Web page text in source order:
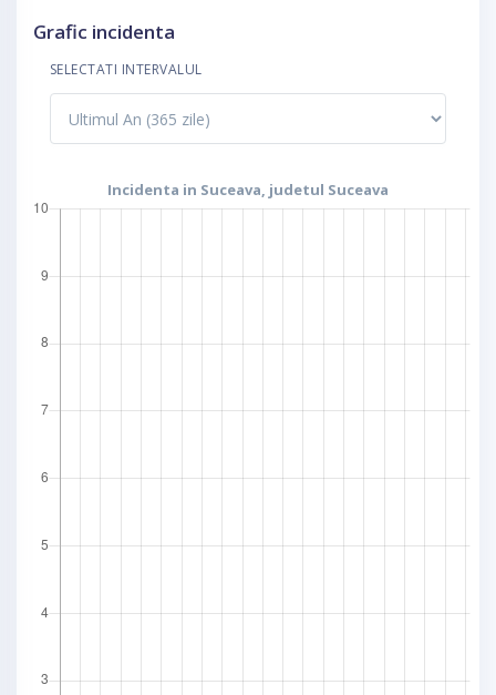
Grafic incidenta
SELECTATI INTERVALUL